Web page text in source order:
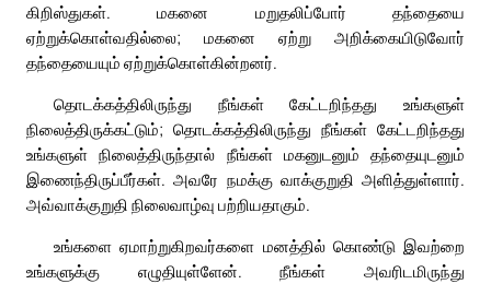
கிறிஸ்துகள். மகனை மறுதலிப்போர் தந்தையை
ஏற்றுக்கொள்வதில்லை; மகனை ஏற்று அறிக்கையிடுவோர்
தந்தையையும் ஏற்றுக்கொள்கின்றனர்.
தொடக்கத்திலிருந்து நீங்கள் கேட்டறிந்தது உங்களுள்
நிலைத்திருக்கட்டும்; தொடக்கத்திலிருந்து நீங்கள் கேட்டறிந்தது
உங்களுள் நிலைத்திருந்தால் நீங்கள் மகனுடனும் தந்தையுடனும்
இணைந்திருப்பீர்கள். அவரே நமக்கு வாக்குறுதி அளித்துள்ளார்.
அவ்வாக்குறுதி நிலைவாழ்வு பற்றியதாகும்.
உங்களை ஏமாற்றுகிறவர்களை மனத்தில் கொண்டு இவற்றை
உங்களுக்கு எழுதியுள்ளேன். நீங்கள் அவரிடமிருந்து